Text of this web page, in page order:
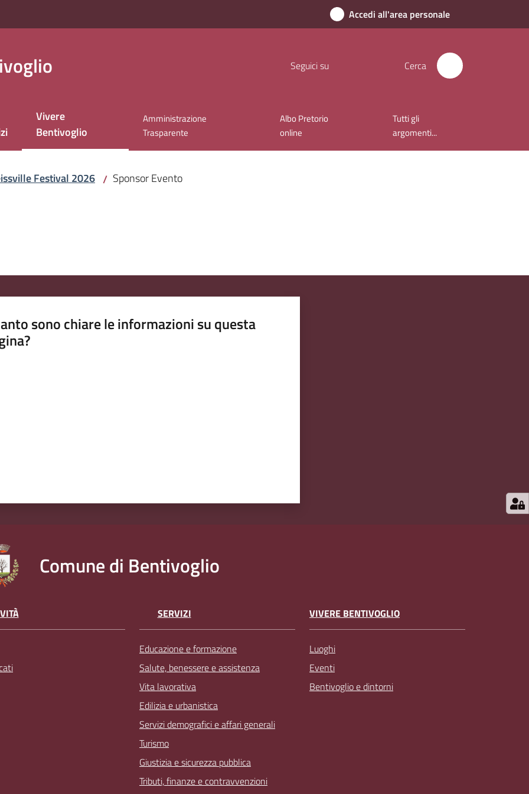
Accedi all'area personale
Seguici su Cerca
Vivere
Bentivoglio
Menu selezionato
Amministrazione
Trasparente
Albo Pretorio
online
Tutti gli
argomenti...
Festival 2026 / Sponsor Evento
sono chiare le informazioni su questa
Comune di Bentivoglio
SERVIZI
Educazione e formazione
Salute, benessere e assistenza
Vita lavorativa
Edilizia e urbanistica
Servizi demografici e affari generali
Turismo
Giustizia e sicurezza pubblica
Tributi, finanze e contravvenzioni
VIVERE BENTIVOGLIO
Luoghi
Eventi
Bentivoglio e dintorni